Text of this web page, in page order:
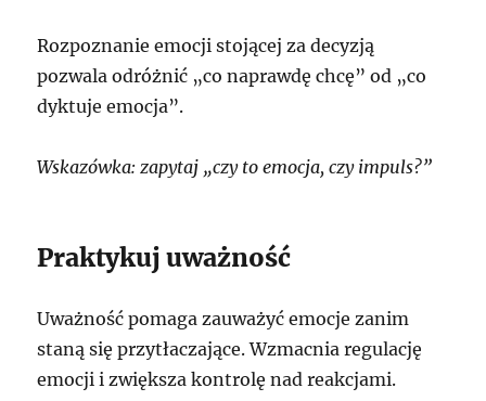
Rozpoznanie emocji stojącej za decyzją
pozwala odróżnić „co naprawdę chcę” od „co
dyktuje emocja”.
Wskazówka: zapytaj „czy to emocja, czy impuls?”
Praktykuj uważność
Uważność pomaga zauważyć emocje zanim
staną się przytłaczające. Wzmacnia regulację
emocji i zwiększa kontrolę nad reakcjami.